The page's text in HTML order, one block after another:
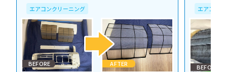
エアコンクリーニング
BEFORE AFTER
エアコン
BEFORE